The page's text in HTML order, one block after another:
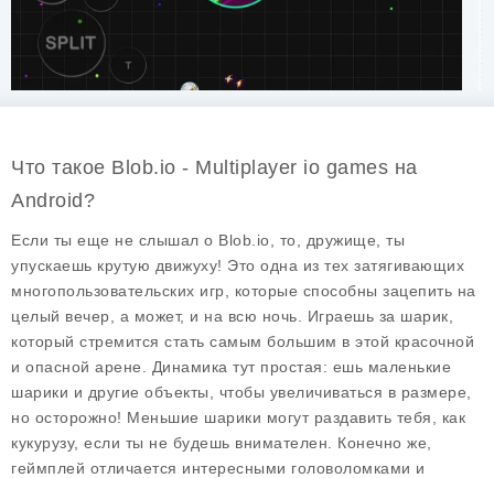
Что такое Blob.io - Multiplayer io games на
Android?
Если ты еще не слышал о Blob.io , то, дружище, ты
упускаешь крутую движуху! Это одна из тех затягивающих
многопользовательских игр, которые способны зацепить на
целый вечер, а может, и на всю ночь. Играешь за шарик,
который стремится стать самым большим в этой красочной
и опасной арене. Динамика тут простая: ешь маленькие
шарики и другие объекты, чтобы увеличиваться в размере,
но осторожно! Меньшие шарики могут раздавить тебя, как
кукурузу, если ты не будешь внимателен. Конечно же,
геймплей отличается интересными головоломками и